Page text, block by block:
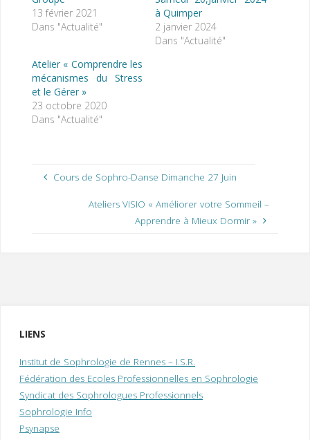
13 février 2021
Dans "Actualité"
à Quimper
2 janvier 2024
Dans "Actualité"
Atelier « Comprendre les
mécanismes du Stress
et le Gérer »
23 octobre 2020
Dans "Actualité"
Cours de Sophro-Danse Dimanche 27 Juin
Ateliers VISIO « Améliorer votre Sommeil –
Apprendre à Mieux Dormir »
LIENS
Institut de Sophrologie de Rennes – I.S.R.
Fédération des Ecoles Professionnelles en Sophrologie
Syndicat des Sophrologues Professionnels
Sophrologie Info
Psynapse